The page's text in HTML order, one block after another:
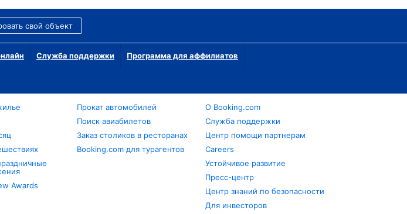
свой объект
Служба поддержки Программа для аффилиатов
Awards
Прокат автомобилей
Поиск авиабилетов
Заказ столиков в ресторанах
Booking.com для турагентов
О Booking.com
Служба поддержки
Центр помощи партнерам
Careers
Устойчивое развитие
Пресс-центр
Центр знаний по безопасности
Для инвесторов